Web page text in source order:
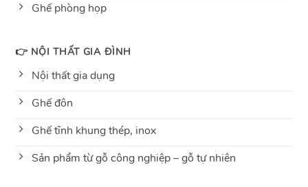
Ghế phòng họp
👉 NỘI THẤT GIA ĐÌNH
Nội thất gia dụng
Ghế đôn
Ghế tĩnh khung thép, inox
Sản phẩm từ gỗ công nghiệp – gỗ tự nhiên